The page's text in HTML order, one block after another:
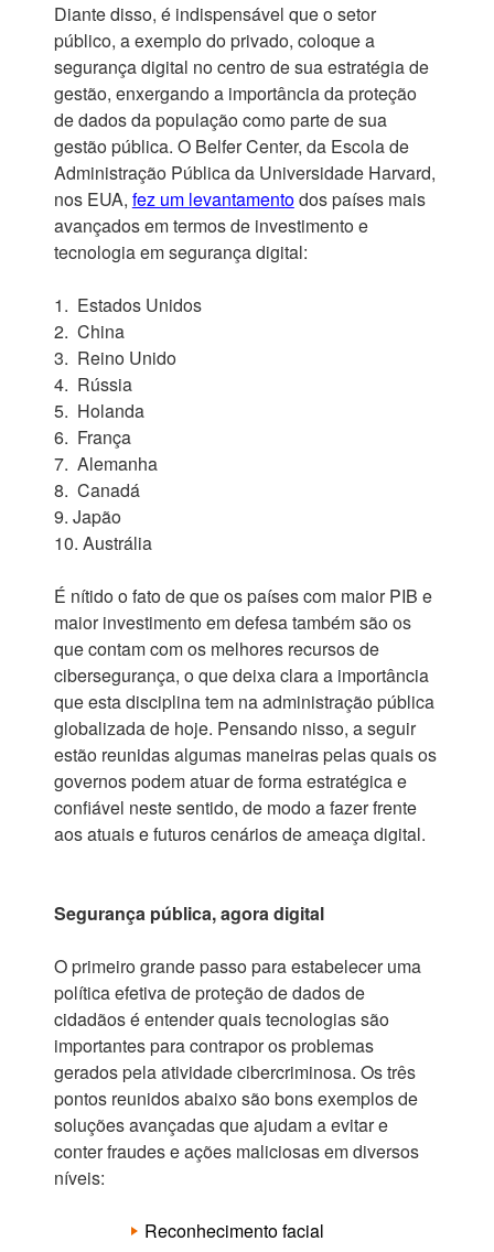
Diante disso, é indispensável que o setor
público, a exemplo do privado, coloque a
segurança digital no centro de sua estratégia de
gestão, enxergando a importância da proteção
de dados da população como parte de sua
gestão pública. O Belfer Center, da Escola de
Administração Pública da Universidade Harvard,
nos EUA, fez um levantamentodos países mais
avançados em termos de investimento e
tecnologia em segurança digital:
1. Estados Unidos
2. China
3. Reino Unido
4. Rússia
5. Holanda
6. França
7. Alemanha
8. Canadá
9. Japão
10. Austrália
É nítido o fato de que os países com maior PIB e
maior investimento em defesa também são os
que contam com os melhores recursos de
cibersegurança, o que deixa clara a importância
que esta disciplina tem na administração pública
globalizada de hoje. Pensando nisso, a seguir
estão reunidas algumas maneiras pelas quais os
governos podem atuar de forma estratégica e
confiável neste sentido, de modo a fazer frente
aos atuais e futuros cenários de ameaça digital.
Segurança pública, agora digital
O primeiro grande passo para estabelecer uma
política efetiva de proteção de dados de
cidadãos é entender quais tecnologias são
importantes para contrapor os problemas
gerados pela atividade cibercriminosa. Os três
pontos reunidos abaixo são bons exemplos de
soluções avançadas que ajudam a evitar e
conter fraudes e ações maliciosas em diversos
níveis:
Reconhecimento facial